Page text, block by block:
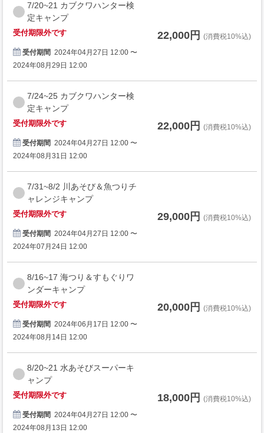
7/20~21 カブクワハンター検
定キャンプ
受付期限外です
受付期間 2024年04月27日 12:00 〜
2024年08月29日 12:00
22,000円 (消費税10%込)
7/24~25 カブクワハンター検
定キャンプ
受付期限外です
受付期間 2024年04月27日 12:00 〜
2024年08月31日 12:00
22,000円 (消費税10%込)
7/31~8/2 川あそび＆魚つりチ
ャレンジキャンプ
受付期限外です
受付期間 2024年04月27日 12:00 〜
2024年07月24日 12:00
29,000円 (消費税10%込)
8/16~17 海つり＆すもぐりワ
ンダーキャンプ
受付期限外です
受付期間 2024年06月17日 12:00 〜
2024年08月14日 12:00
20,000円 (消費税10%込)
8/20~21 水あそびスーパーキ
ャンプ
受付期限外です
受付期間 2024年04月27日 12:00 〜
2024年08月13日 12:00
18,000円 (消費税10%込)